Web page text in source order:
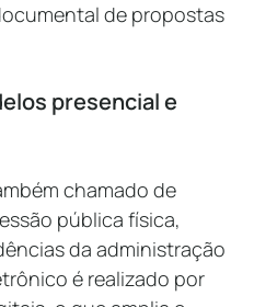
de propostas
presencial e
chamado de
pública física,
da administração
é realizado por